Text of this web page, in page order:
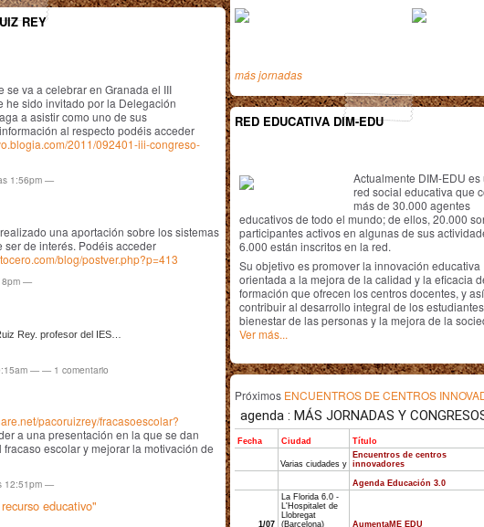
REY
se va a celebrar en Granada el III
he sido invitado por la Delegación
a asistir como uno de sus
al respecto podéis acceder
2011/092401-iii-congreso-
1:56pm —
una aportación sobre los sistemas
de interés. Podéis acceder
blog/postver.php?p=413
—
Rey. profesor del IES…
— — 1 comentario
pacoruizrey/fracasoescolar?
a una presentación en la que se dan
escolar y mejorar la motivación de
12:51pm —
educativo"
más jornadas
RED EDUCATIVA DIM-EDU
Actualmente DIM-EDU es
red social educativa que
más de 30.000 agentes
educativos de todo el mundo; de ellos, 20.000
participantes activos en algunas de sus
6.000 están inscritos en la red.
Su objetivo es promover la innovación educativa
orientada a la mejora de la calidad y la eficacia
formación que ofrecen los centros docentes, y así
contribuir al desarrollo integral de los
bienestar de las personas y la mejora de la
Ver más...
Próximos ENCUENTROS DE CENTROS